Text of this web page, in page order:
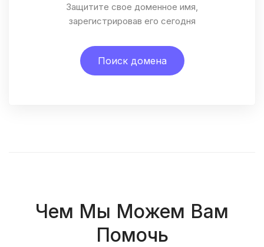
Защитите свое доменное имя,
зарегистрировав его сегодня
Поиск домена
Чем Мы Можем Вам
Помочь